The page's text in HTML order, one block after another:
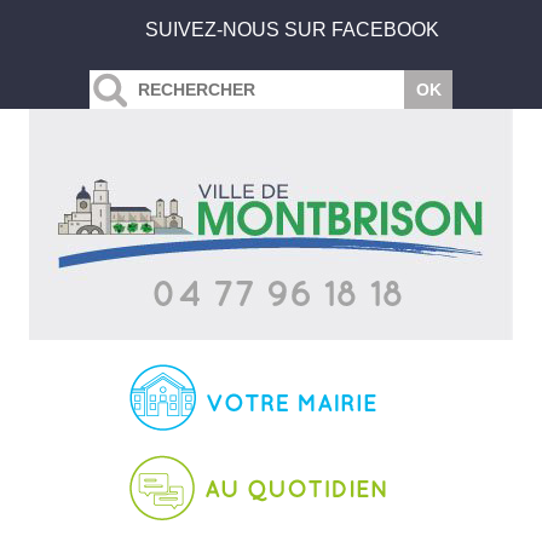
SUIVEZ-NOUS SUR FACEBOOK